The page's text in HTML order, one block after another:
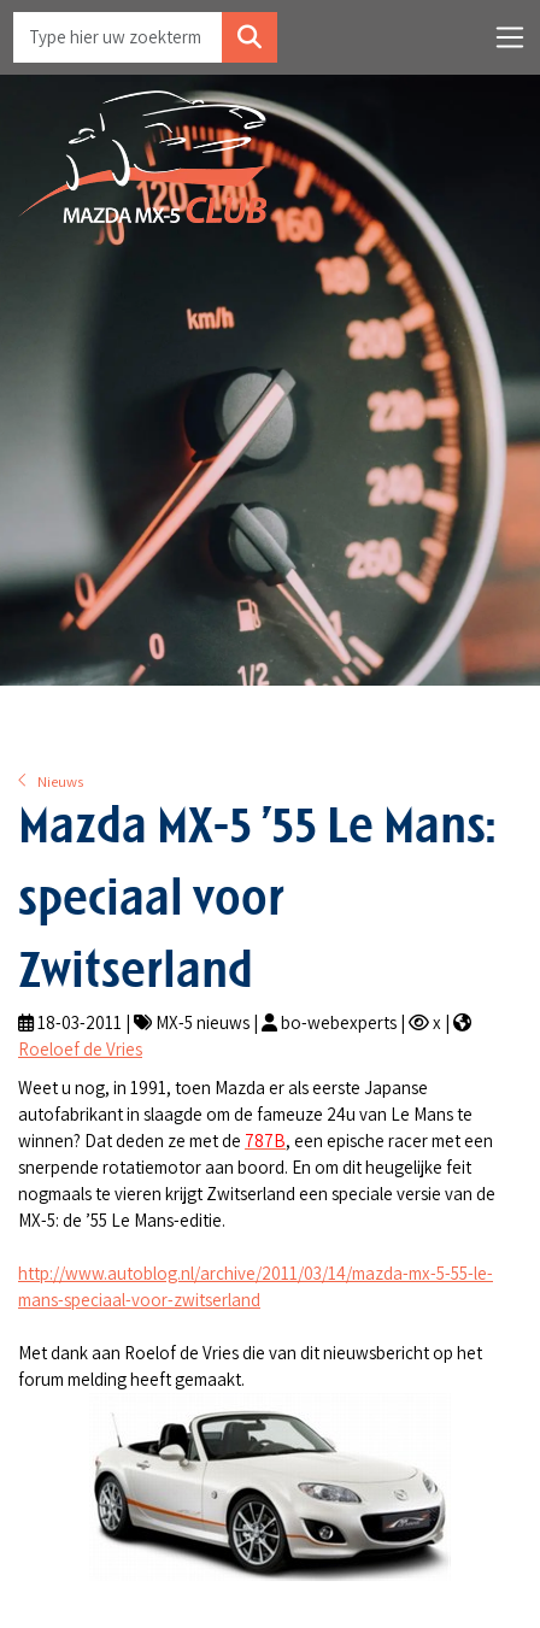
Nieuws
Mazda MX-5 ’55 Le Mans:
speciaal voor
Zwitserland
18-03-2011 | MX-5 nieuws | bo-webexperts |
x |
Roeloef de Vries
Weet u nog, in 1991, toen Mazda er als eerste Japanse
autofabrikant in slaagde om de fameuze 24u van Le Mans te
winnen? Dat deden ze met de 787B, een epische racer met een
snerpende rotatiemotor aan boord. En om dit heugelijke feit
nogmaals te vieren krijgt Zwitserland een speciale versie van de
MX-5: de ’55 Le Mans-editie.
http://www.autoblog.nl/archive/2011/03/14/mazda-mx-5-55-le-
mans-speciaal-voor-zwitserland
Met dank aan Roelof de Vries die van dit nieuwsbericht op het
forum melding heeft gemaakt.